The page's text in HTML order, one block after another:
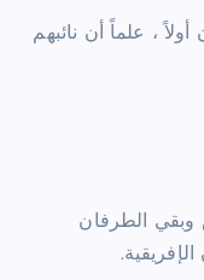
، علماً أن نائبهم
التوتسي والهوتو وخلال مئة يوم قتل 800 ألف شخص وبقي الطرفان